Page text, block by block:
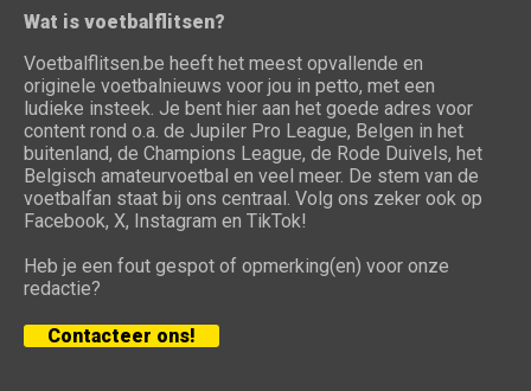
Wat is voetbalflitsen?
Voetbalflitsen.be heeft het meest opvallende en
originele voetbalnieuws voor jou in petto, met een
ludieke insteek. Je bent hier aan het goede adres voor
content rond o.a. de Jupiler Pro League, Belgen in het
buitenland, de Champions League, de Rode Duivels, het
Belgisch amateurvoetbal en veel meer. De stem van de
voetbalfan staat bij ons centraal. Volg ons zeker ook op
Facebook, X, Instagram en TikTok!
Heb je een fout gespot of opmerking(en) voor onze
redactie?
Contacteer ons!